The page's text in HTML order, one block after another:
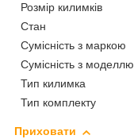
Розмір килимків
Стан
Сумісність з маркою
Сумісність з моделлю
Тип килимка
Тип комплекту
Приховати